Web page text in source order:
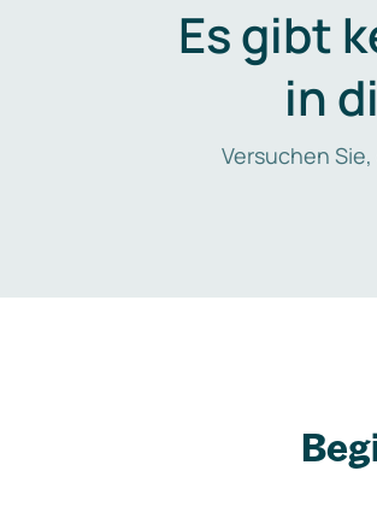
Es gibt
in
Versuchen